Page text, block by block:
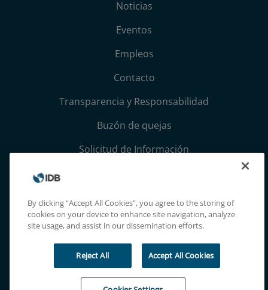
Noticias
Eventos
Empleos
Contacto
Transparencia y Responsabilidad
Buzón de quejas
Solicitud de Información
Términos, condiciones y aviso de privacidad
Extranet
By clicking “Accept All Cookies”, you agree to the storing of
cookies on your device to enhance site navigation, analyze
site usage, and assist in our dissemination efforts.
Reject All Accept All Cookies